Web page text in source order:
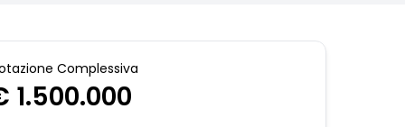
Complessiva
1.500.000